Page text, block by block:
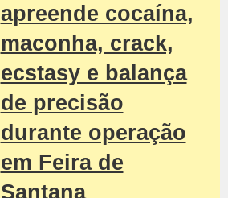
apreende cocaína,
maconha, crack,
ecstasy e balança
de precisão
durante operação
em Feira de
Santana